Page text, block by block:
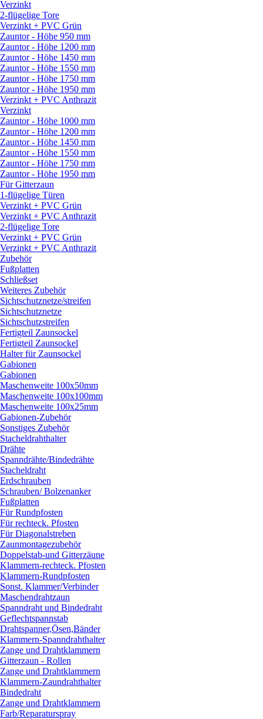
Verzinkt
2-flügelige Tore
Verzinkt + PVC Grün
Zauntor - Höhe 950 mm
Zauntor - Höhe 1200 mm
Zauntor - Höhe 1450 mm
Zauntor - Höhe 1550 mm
Zauntor - Höhe 1750 mm
Zauntor - Höhe 1950 mm
Verzinkt + PVC Anthrazit
Verzinkt
Zauntor - Höhe 1000 mm
Zauntor - Höhe 1200 mm
Zauntor - Höhe 1450 mm
Zauntor - Höhe 1550 mm
Zauntor - Höhe 1750 mm
Zauntor - Höhe 1950 mm
Für Gitterzaun
1-flügelige Türen
Verzinkt + PVC Grün
Verzinkt + PVC Anthrazit
2-flügelige Tore
Verzinkt + PVC Grün
Verzinkt + PVC Anthrazit
Zubehör
Fußplatten
Schließset
Weiteres Zubehör
Sichtschutznetze/streifen
Sichtschutznetze
Sichtschutzstreifen
Fertigteil Zaunsockel
Fertigteil Zaunsockel
Halter für Zaunsockel
Gabionen
Gabionen
Maschenweite 100x50mm
Maschenweite 100x100mm
Maschenweite 100x25mm
Gabionen-Zubehör
Sonstiges Zubehör
Stacheldrahthalter
Drähte
Spanndrähte/Bindedrähte
Stacheldraht
Erdschrauben
Schrauben/Bolzenanker
Fußplatten
Für Rundpfosten
Für rechteck. Pfosten
Für Diagonalstreben
Zaunmontagezubehör
Doppelstab-und Gitterzäune
Klammern-rechteck. Pfosten
Klammern-Rundpfosten
Sonst. Klammer/Verbinder
Maschendrahtzaun
Spanndraht und Bindedraht
Geflechtspannstab
Drahtspanner,Ösen,Bänder
Klammern-Spanndrahthalter
Zange und Drahtklammern
Gitterzaun - Rollen
Zange und Drahtklammern
Klammern-Zaundrahthalter
Bindedraht
Zange und Drahtklammern
Farb/Reparaturspray